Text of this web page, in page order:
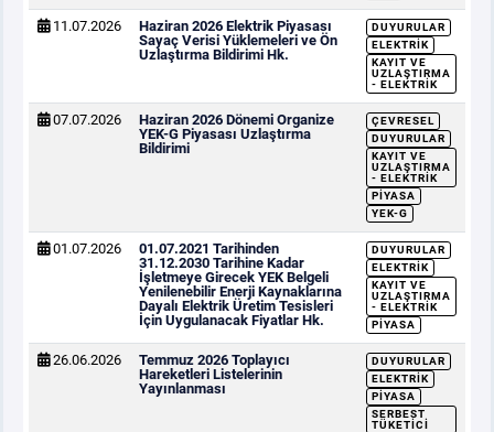
11.07.2026
Haziran 2026 Elektrik Piyasası
Sayaç Verisi Yüklemeleri ve Ön
Uzlaştırma Bildirimi Hk.
DUYURULAR
ELEKTRIK
KAYIT VE
UZLAŞTIRMA
- ELEKTRIK
07.07.2026
Haziran 2026 Dönemi Organize
YEK-G Piyasası Uzlaştırma
Bildirimi
ÇEVRESEL
DUYURULAR
KAYIT VE
UZLAŞTIRMA
- ELEKTRIK
PIYASA
YEK-G
01.07.2026
01.07.2021 Tarihinden
31.12.2030 Tarihine Kadar
İşletmeye Girecek YEK Belgeli
Yenilenebilir Enerji Kaynaklarına
Dayalı Elektrik Üretim Tesisleri
İçin Uygulanacak Fiyatlar Hk.
DUYURULAR
ELEKTRIK
KAYIT VE
UZLAŞTIRMA
- ELEKTRIK
PIYASA
26.06.2026
Temmuz 2026 Toplayıcı
Hareketleri Listelerinin
Yayınlanması
DUYURULAR
ELEKTRIK
PIYASA
SERBEST
TÜKETICI